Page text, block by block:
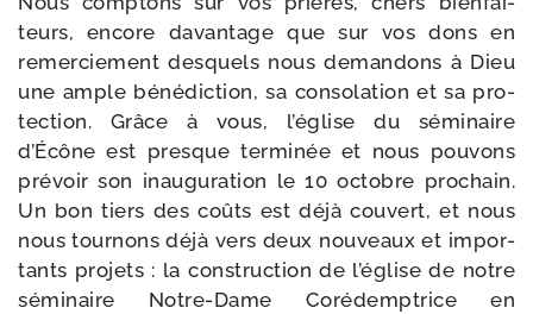
teurs, encore davan­tage que sur vos dons en
remer­cie­ment des­quels nous deman­dons à Dieu
une ample béné­dic­tion, sa conso­la­tion et sa pro­
tec­tion. Grâce à vous, l’église du sémi­naire
d’Écône est presque ter­mi­née et nous pou­vons
pré­voir son inau­gu­ra­tion le 10 octobre pro­chain.
Un bon tiers des coûts est déjà cou­vert, et nous
nous tour­nons déjà vers deux nou­veaux et impor­
tants pro­jets : la construc­tion de l’église de notre
sémi­naire Notre-​Dame Corédemptrice en